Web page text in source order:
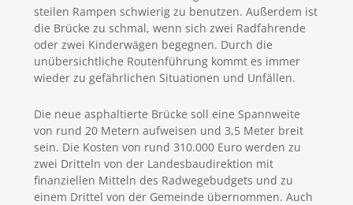
steilen Rampen schwierig zu benutzen. Außerdem ist
die Brücke zu schmal, wenn sich zwei Radfahrende
oder zwei Kinderwägen begegnen. Durch die
unübersichtliche Routenführung kommt es immer
wieder zu gefährlichen Situationen und Unfällen.
Die neue asphaltierte Brücke soll eine Spannweite
von rund 20 Metern aufweisen und 3,5 Meter breit
sein. Die Kosten von rund 310.000 Euro werden zu
zwei Dritteln von der Landesbaudirektion mit
finanziellen Mitteln des Radwegebudgets und zu
einem Drittel von der Gemeinde übernommen. Auch